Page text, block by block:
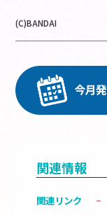
(C)BANDAI
関連情報
関連リンク